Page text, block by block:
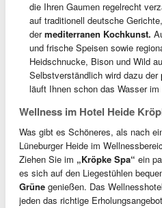
die Ihren Gaumen regelrecht
auf traditionell deutsche
dermediterranen Kochkunst.
und frische Speisen sowie
Heidschnucke, Bison und Wild
Selbstverständlich wird dazu der
läuft Ihnen schon das Wasser
Wellness im Hotel Heide
Was gibt es Schöneres, als nach
Lüneburger Heide im
Ziehen Sie im „Kröpke Spa“ ein
es sich auf den Liegestühlen
Grüne genießen. Das
jeden das richtige